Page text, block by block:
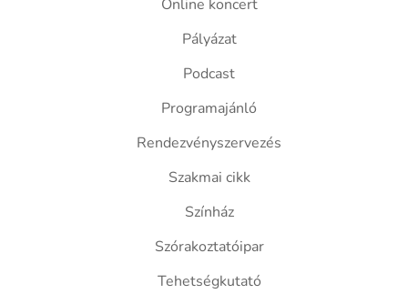
Online koncert
Pályázat
Podcast
Programajánló
Rendezvényszervezés
Szakmai cikk
Színház
Szórakoztatóipar
Tehetségkutató